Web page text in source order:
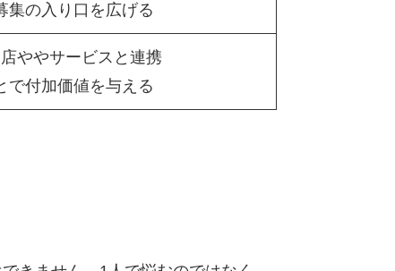
集の入り口を広げる
ややサービスと連携
で付加価値を与える